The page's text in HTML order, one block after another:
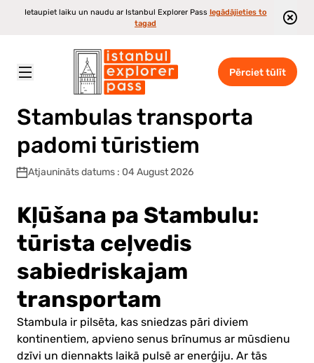
Ietaupiet laiku un naudu ar Istanbul Explorer Pass Iegādājieties to
tagad
Pērciet tūlīt
Istanbul Explorer Pass \ Blog \ Stambulas transporta padomi tūristiem
Stambulas transporta
padomi tūristiem
Atjaunināts datums : 04 August 2026
Kļūšana pa Stambulu:
tūrista ceļvedis
sabiedriskajam
transportam
Stambula ir pilsēta, kas sniedzas pāri diviem
kontinentiem, apvieno senus brīnumus ar mūsdienu
dzīvi un diennakts laikā pulsē ar enerģiju. Ar tās